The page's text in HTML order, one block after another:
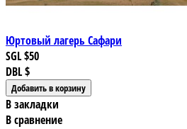
Юртовый лагерь Сафари
SGL$50
DBL$
В закладки
В сравнение